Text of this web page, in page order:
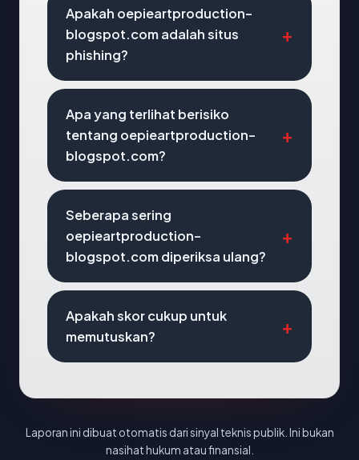
Apakah oepieartproduction-
blogspot.com adalah situs
phishing?
Apa yang terlihat berisiko
tentang oepieartproduction-
blogspot.com?
Seberapa sering
oepieartproduction-
blogspot.com diperiksa ulang?
Apakah skor cukup untuk
memutuskan?
Laporan ini dibuat otomatis dari sinyal teknis publik. Ini bukan
nasihat hukum atau finansial.